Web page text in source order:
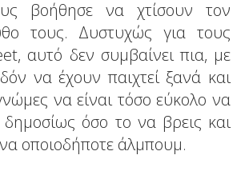
βοήθησε να χτίσουν τον
τους. Δυστυχώς για τους
αυτό δεν συμβαίνει πια, με
να έχουν παιχτεί ξανά και
να είναι τόσο εύκολο να
όσο το να βρεις και
οποιοδήποτε άλμπουμ.